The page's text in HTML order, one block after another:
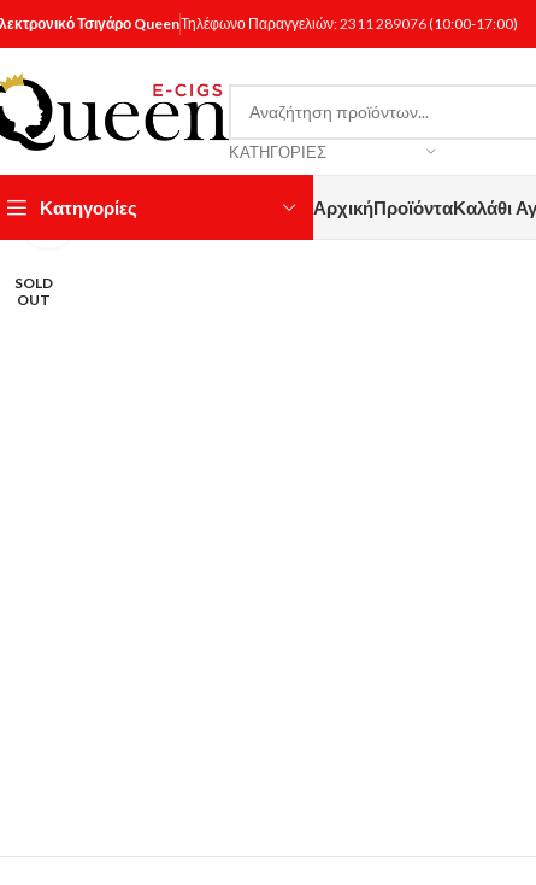
Τσιγάρο QueenΤηλέφωνο Παραγγελιών:2311 289076(10:00-17:00)
ΚΑΤΗΓΟΡΊΕΣ
Κατηγορίες ΑρχικήΠροϊόνταΚαλάθι
SOLD
OUT
Κάντε κλικ για μεγέθυνση